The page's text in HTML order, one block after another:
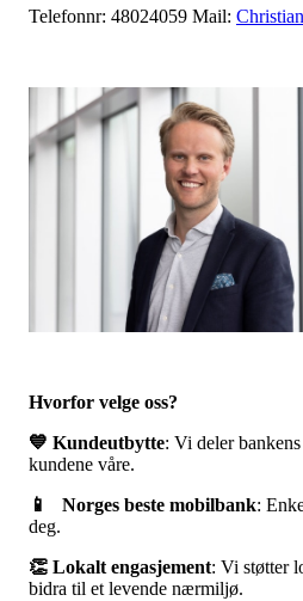
Telefonnr: 48024059 Mail:
Hvorfor velge oss?
💙 Kundeutbytte: Vi deler
kundene våre.
📱 Norges beste mobilbank:
deg.
👏 Lokalt engasjement: Vi støtter
bidra til et levende nærmiljø.